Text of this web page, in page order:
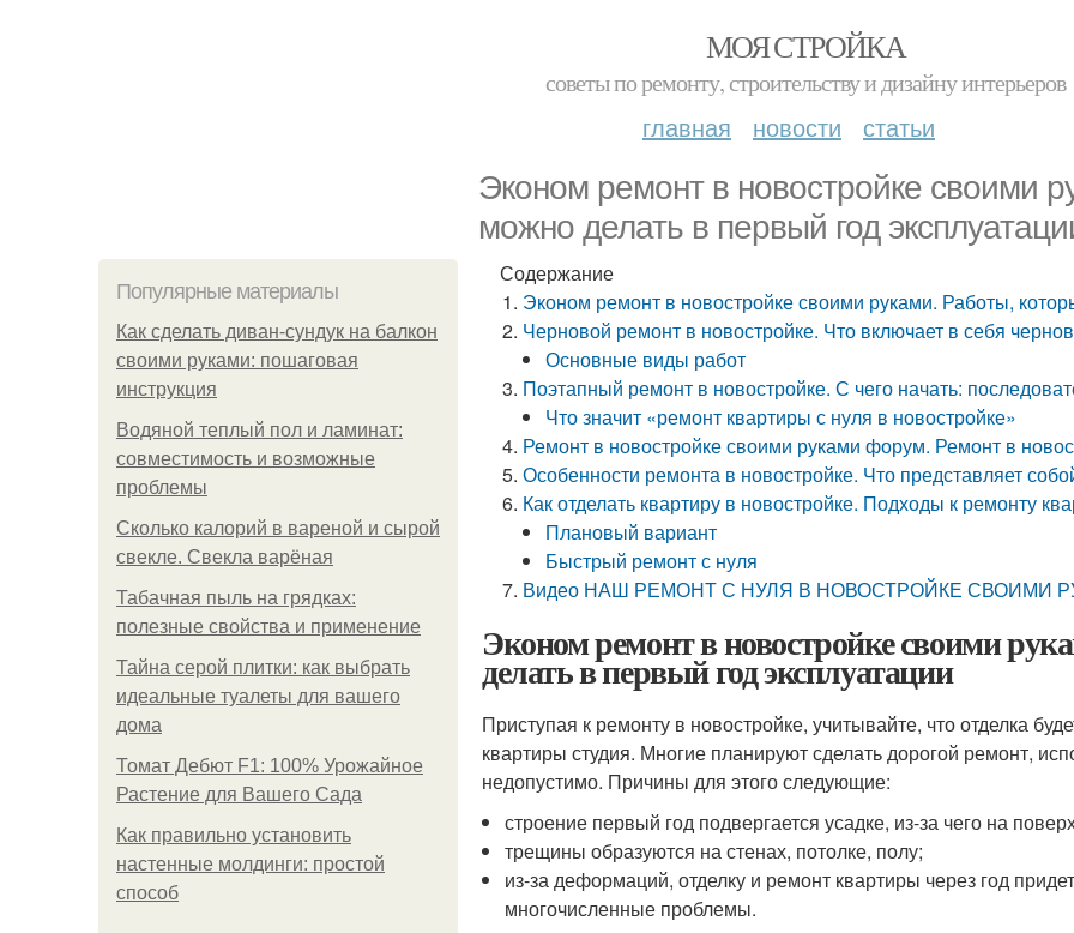
МОЯ СТРОЙКА
советы по ремонту, строительству и дизайну интерьеров
главная новости статьи
Эконом ремонт в новостройке своими
можно делать в первый год
Популярные материалы
Как сделать диван-сундук на балкон
своими руками: пошаговая
инструкция
Водяной теплый пол и ламинат:
совместимость и возможные
проблемы
Сколько калорий в вареной и сырой
свекле. Свекла варёная
Табачная пыль на грядках:
полезные свойства и применение
Тайна серой плитки: как выбрать
идеальные туалеты для вашего
дома
Томат Дебют F1: 100% Урожайное
Растение для Вашего Сада
Как правильно установить
настенные молдинги: простой
способ
Содержание
Эконом ремонт в новостройке своими руками. Работы,
Черновой ремонт в новостройке. Что включает в себя
Основные виды работ
Поэтапный ремонт в новостройке. С чего начать:
Что значит «ремонт квартиры с нуля в новостройке»
Ремонт в новостройке своими руками форум. Ремонт в
Особенности ремонта в новостройке. Что представляет
Как отделать квартиру в новостройке. Подходы к ремонту
Плановый вариант
Быстрый ремонт с нуля
Видео НАШ РЕМОНТ С НУЛЯ В НОВОСТРОЙКЕ СВОИМИ
Эконом ремонт в новостройке своими
делать в первый год эксплуатации
Приступая к ремонту в новостройке, учитывайте, что отделка
квартиры студия. Многие планируют сделать дорогой ремонт,
недопустимо. Причины для этого следующие:
строение первый год подвергается усадке, из-за чего на
трещины образуются на стенах, потолке, полу;
из-за деформаций, отделку и ремонт квартиры через год
многочисленные проблемы.